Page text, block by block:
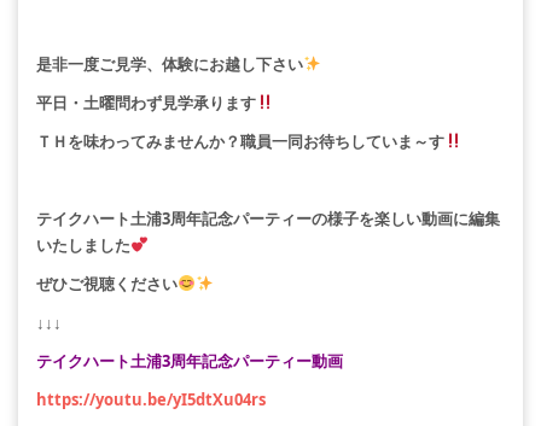
是非一度ご見学、体験にお越し下さい
平日・土曜問わず見学承ります
ＴＨを味わってみませんか？職員一同お待ちしていま～す
テイクハート土浦3周年記念パーティーの様子を楽しい動画に編集
いたしました
ぜひご視聴ください
↓↓↓
テイクハート土浦3周年記念パーティー動画
https://youtu.be/yI5dtXu04rs